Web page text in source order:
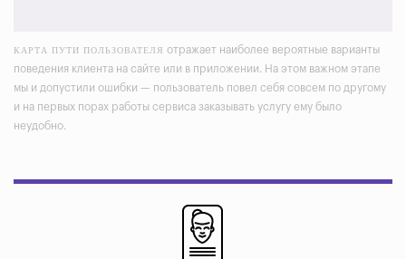
КАРТА ПУТИ ПОЛЬЗОВАТЕЛЯ отражает наиболее вероятные варианты
поведения клиента на сайте или в приложении. На этом важном этапе
мы и допустили ошибки — пользователь повел себя совсем по другому
и на первых порах работы сервиса заказывать услугу ему было
неудобно.